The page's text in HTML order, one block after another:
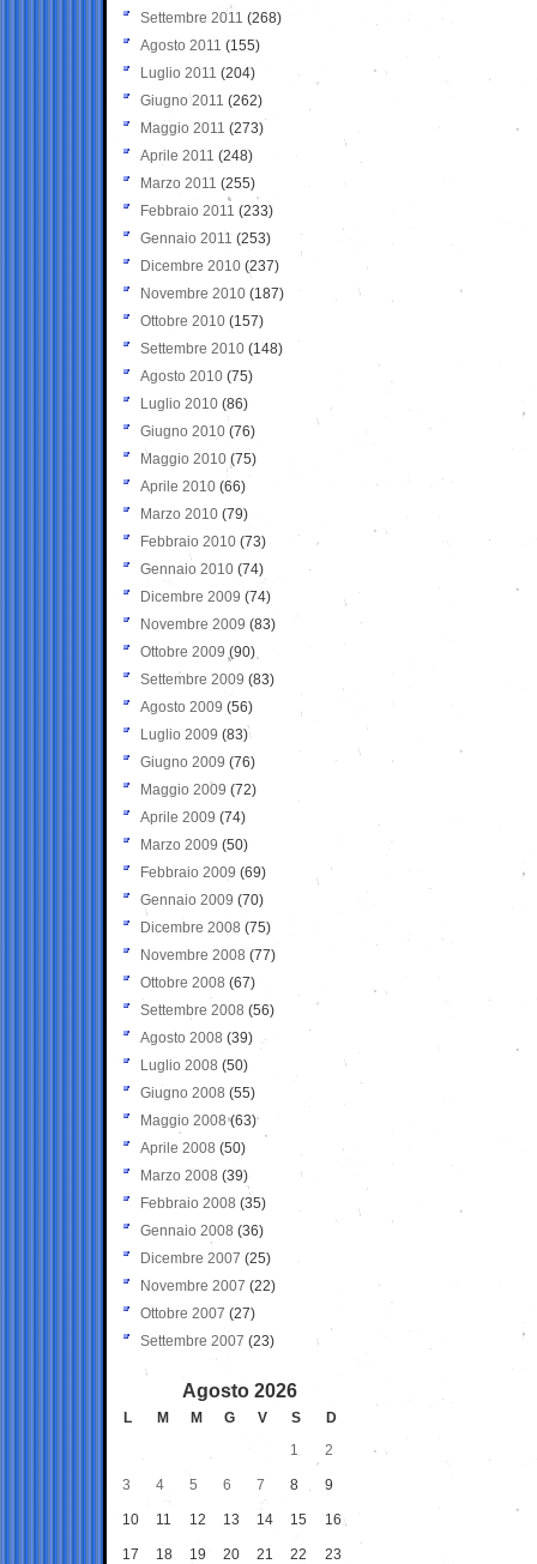
Settembre 2011 (268)
Agosto 2011 (155)
Luglio 2011 (204)
Giugno 2011 (262)
Maggio 2011 (273)
Aprile 2011 (248)
Marzo 2011 (255)
Febbraio 2011 (233)
Gennaio 2011 (253)
Dicembre 2010 (237)
Novembre 2010 (187)
Ottobre 2010 (157)
Settembre 2010 (148)
Agosto 2010 (75)
Luglio 2010 (86)
Giugno 2010 (76)
Maggio 2010 (75)
Aprile 2010 (66)
Marzo 2010 (79)
Febbraio 2010 (73)
Gennaio 2010 (74)
Dicembre 2009 (74)
Novembre 2009 (83)
Ottobre 2009 (90)
Settembre 2009 (83)
Agosto 2009 (56)
Luglio 2009 (83)
Giugno 2009 (76)
Maggio 2009 (72)
Aprile 2009 (74)
Marzo 2009 (50)
Febbraio 2009 (69)
Gennaio 2009 (70)
Dicembre 2008 (75)
Novembre 2008 (77)
Ottobre 2008 (67)
Settembre 2008 (56)
Agosto 2008 (39)
Luglio 2008 (50)
Giugno 2008 (55)
Maggio 2008(63)
Aprile 2008 (50)
Marzo 2008 (39)
Febbraio 2008 (35)
Gennaio 2008 (36)
Dicembre 2007 (25)
Novembre 2007 (22)
Ottobre 2007 (27)
Settembre 2007 (23)
Agosto 2026
L M M G V S
D
1
2
3 4 5 6 7 8 9
10 11 12 13 14 15 16
17 18 19 20 21 22 23